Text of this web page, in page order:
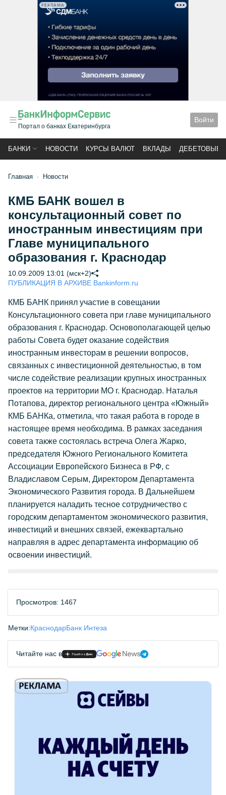
РЕКЛАМА
Портал о банках Екатеринбурга
Войти
БАНКИ НОВОСТИ КУРСЫ ВАЛЮТ ВКЛАДЫ ДЕБЕТОВЫЕ
Главная Новости
КМБ БАНК вошел в
консультационный совет по
иностранным инвестициям при
Главе муниципального
образования г. Краснодар
10.09.2009 13:01 (мск+2)
ПУБЛИКАЦИЯ В АРХИВЕ Bankinform.ru
КМБ БАНК принял участие в совещании
Консультационного совета при главе муниципального
образования г. Краснодар. Основополагающей целью
работы Совета будет оказание содействия
иностранным инвесторам в решении вопросов,
связанных с инвестиционной деятельностью, в том
числе содействие реализации крупных иностранных
проектов на территории МО г. Краснодар. Наталья
Потапова, директор регионального центра «Южный»
КМБ БАНКа, отметила, что такая работа в городе в
настоящее время необходима. В рамках заседания
совета также состоялась встреча Олега Жарко,
председателя Южного Регионального Комитета
Ассоциации Европейского Бизнеса в РФ, с
Владиславом Серым, Директором Департамента
Экономического Развития города. В Дальнейшем
планируется наладить тесное сотрудничество с
городским департаментом экономического развития,
инвестиций и внешних связей, ежеквартально
направляя в адрес департамента информацию об
освоении инвестиций.
Просмотров: 1467
Метки:КраснодарБанк Интеза
Читайте нас в